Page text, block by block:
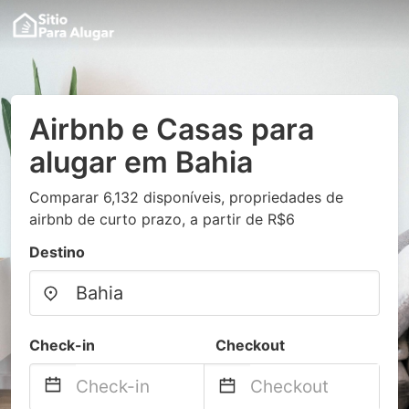
Airbnb e Casas para
alugar em Bahia
Comparar 6,132 disponíveis, propriedades de
airbnb de curto prazo, a partir de R$6
Destino
Check-in Checkout